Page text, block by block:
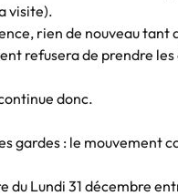
visite).
rien de nouveau tant
refusera de prendre les
donc.
gardes : le mouvement
du Lundi 31 décembre